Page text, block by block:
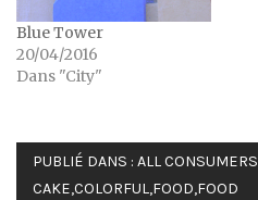
Blue Tower
20/04/2016
Dans "City"
PUBLIÉ DANS : ALL CONSUMERS
CAKE,COLORFUL,FOOD,FOOD